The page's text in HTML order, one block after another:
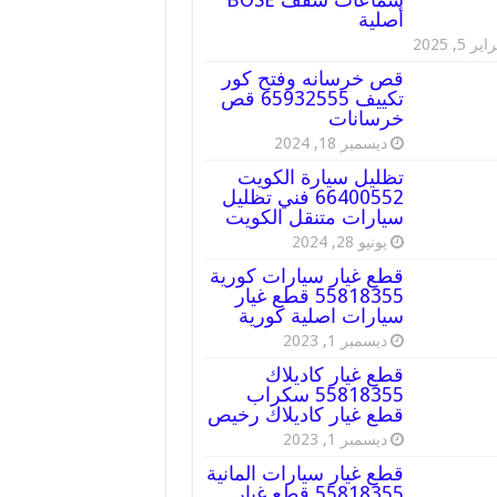
أصلية
5, 2025
قص خرسانه وفتح كور
تكييف 65932555 قص
خرسانات
ديسمبر 18, 2024
تظليل سيارة الكويت
66400552 فني تظليل
سيارات متنقل الكويت
يونيو 28, 2024
قطع غيار سيارات كورية
55818355 قطع غيار
سيارات اصلية كورية
ديسمبر 1, 2023
قطع غيار كاديلاك
55818355 سكراب
قطع غيار كاديلاك رخيص
ديسمبر 1, 2023
قطع غيار سيارات المانية